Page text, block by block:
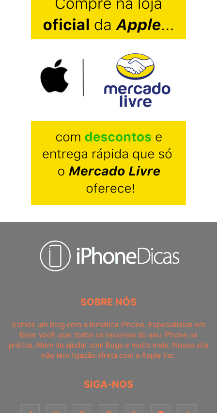
SOBRE NÓS
Somos um blog com a temática iPhone. Especialistas em
fazer você usar todos os recursos do seu iPhone na
prática. Além de ajudar com Bugs e muito mais. Nosso site
não tem ligação direta com a Apple Inc.
SIGA-NOS